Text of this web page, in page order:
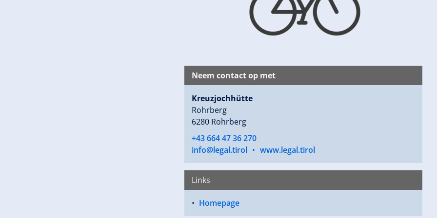
Neem contact op met
Kreuzjochhütte
Rohrberg
6280 Rohrberg
+43 664 47 36 270
info@legal.tirol • www.legal.tirol
Links
Homepage